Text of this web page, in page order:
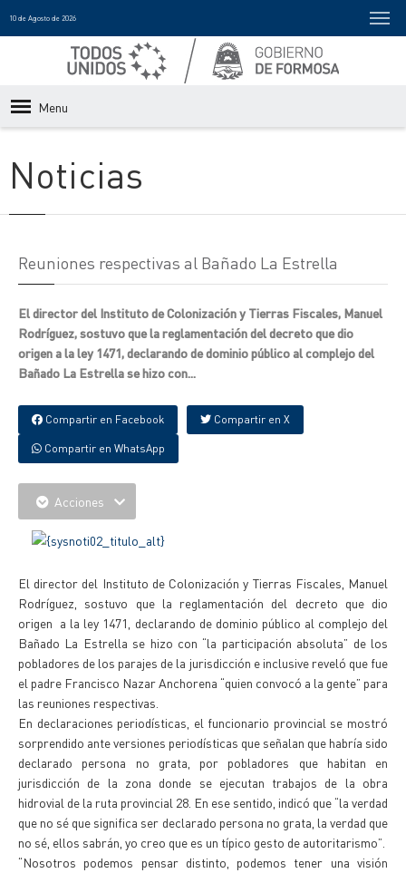
10 de Agosto de 2026
Menu
Noticias
Reuniones respectivas al Bañado La Estrella
El director del Instituto de Colonización y Tierras Fiscales, Manuel
Rodríguez, sostuvo que la reglamentación del decreto que dio
origen a la ley 1471, declarando de dominio público al complejo del
Bañado La Estrella se hizo con...
Compartir en Facebook Compartir en X
Compartir en WhatsApp
Acciones
El director del Instituto de Colonización y Tierras Fiscales, Manuel
Rodríguez, sostuvo que la reglamentación del decreto que dio
origen a la ley 1471, declarando de dominio público al complejo del
Bañado La Estrella se hizo con “la participación absoluta” de los
pobladores de los parajes de la jurisdicción e inclusive reveló que fue
el padre Francisco Nazar Anchorena “quien convocó a la gente” para
las reuniones respectivas.
En declaraciones periodísticas, el funcionario provincial se mostró
sorprendido ante versiones periodísticas que señalan que habría sido
declarado persona no grata, por pobladores que habitan en
jurisdicción de la zona donde se ejecutan trabajos de la obra
hidrovial de la ruta provincial 28. En ese sentido, indicó que “la verdad
que no sé que significa ser declarado persona no grata, la verdad que
no sé, ellos sabrán, yo creo que es un típico gesto de autoritarismo”.
“Nosotros podemos pensar distinto, podemos tener una visión